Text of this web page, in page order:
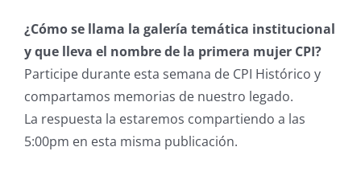
¿Cómo se llama la galería temática institucional
y que lleva el nombre de la primera mujer CPI?
Participe durante esta semana de CPI Histórico y
compartamos memorias de nuestro legado.
La respuesta la estaremos compartiendo a las
5:00pm en esta misma publicación.